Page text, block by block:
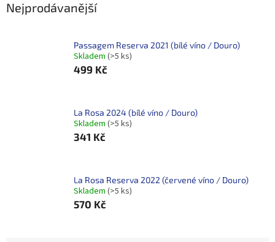
Nejprodávanější
Passagem Reserva 2021 (bílé víno / Douro)
Skladem (>5 ks)
499 Kč
La Rosa 2024 (bílé víno / Douro)
Skladem (>5 ks)
341 Kč
La Rosa Reserva 2022 (červené víno / Douro)
Skladem (>5 ks)
570 Kč